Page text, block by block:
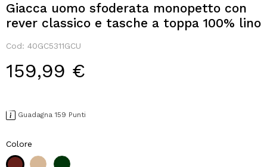
Giacca uomo sfoderata monopetto con
rever classico e tasche a toppa 100% lino
Cod: 40GC5311GCU
159,99 €
Guadagna 159 Punti
Colore